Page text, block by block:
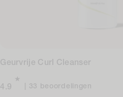
Geurvrije Curl Cleanser
4.9 33 beoordelingen